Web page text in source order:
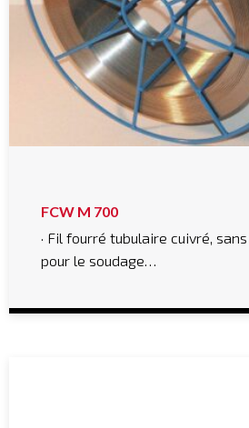
FCW M 700
· Fil fourré tubulaire cuivré,
pour le soudage…